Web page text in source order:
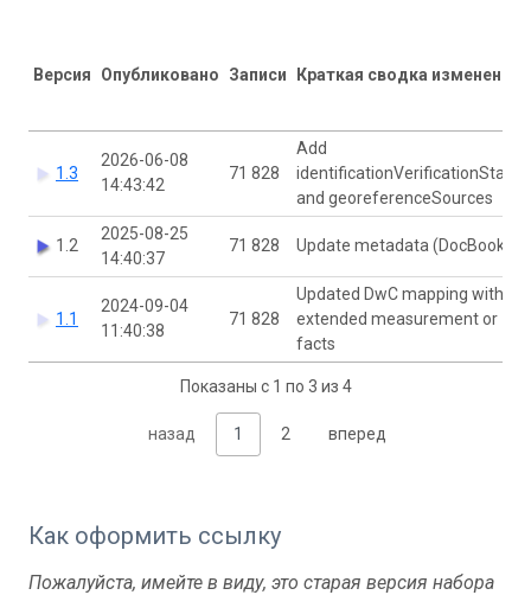
Версия Опубликовано Записи Краткая сводка изменений
1.3
2026-06-08
14:43:42
71 828
Add
identificationVerificationStatus
and georeferenceSources
1.2
2025-08-25
14:40:37
71 828 Update metadata (DocBook)
1.1
2024-09-04
11:40:38
71 828
Updated DwC mapping with
extended measurement or
facts
Показаны с 1 по 3 из 4
назад 1 2 вперед
Как оформить ссылку
Пожалуйста, имейте в виду, это старая версия набора